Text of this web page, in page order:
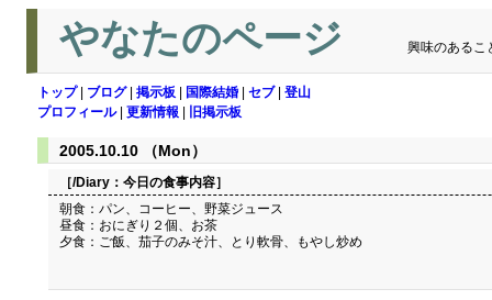
やなたのページ 興味のあるこ
トップ| ブログ| 掲示板 国際結婚 セブ| 登山
プロフィール| 更新情報 旧掲示板
2005.10.10 （Mon）
［/Diary： 今日の食事内容］
朝食：パン、コーヒー、野菜ジュース
昼食：おにぎり２個、お茶
夕食：ご飯、茄子のみそ汁、とり軟骨、もやし炒め